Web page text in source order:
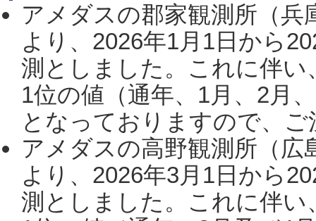
アメダスの郡家観測所（
より、2026年1月1日から
測としました。これに伴い
1位の値（通年、1月、2月
となっておりますので、
アメダスの高野観測所（
より、2026年3月1日から
測としました。これに伴い